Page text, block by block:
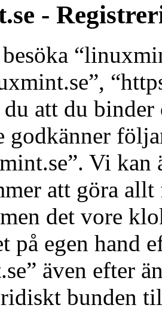
-
du att du
godkänner
Vi kan
att göra
det vore
på egen hand
även efter
bunden